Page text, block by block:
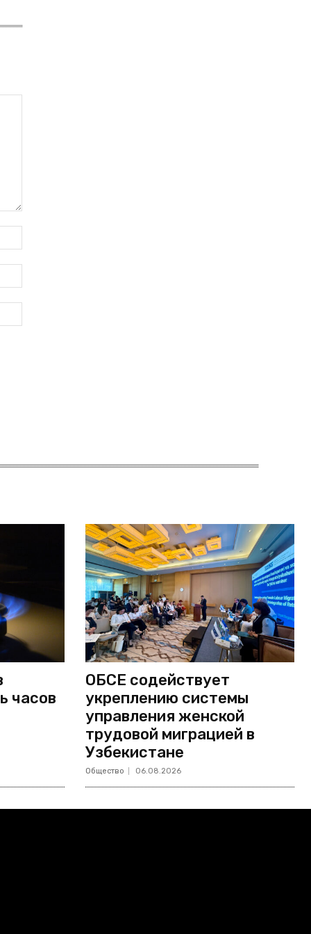
почта:*
Сайт:
часов
ОБСЕ содействует
укреплению системы
управления женской
трудовой миграцией в
Узбекистане
Общество 06.08.2026